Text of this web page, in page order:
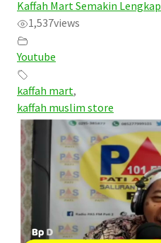
Kaffah Mart Semakin Lengkap
1,537views
Youtube
kaffah mart,
kaffah muslim store